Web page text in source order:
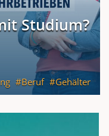
Studium?
Beruf Gehälter